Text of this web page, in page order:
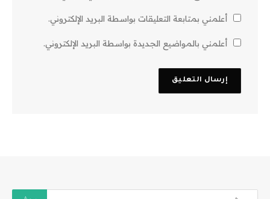
أعلمني بمتابعة التعليقات بواسطة البريد الإلكتروني.
أعلمني بالمواضيع الجديدة بواسطة البريد الإلكتروني.